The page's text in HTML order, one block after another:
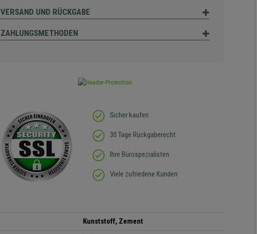
VERSAND UND RÜCKGABE
ZAHLUNGSMETHODEN
Sicher kaufen
30 Tage Rückgaberecht
Ihre Bürospezialisten
Viele zufriedene Kunden
Kunststoff, Zement